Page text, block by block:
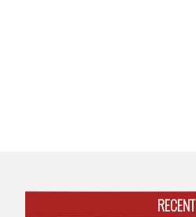
RECENT